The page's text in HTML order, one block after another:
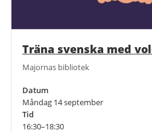
Träna svenska med
Majornas bibliotek
Datum
Måndag 14 september
Tid
16:30–18:30